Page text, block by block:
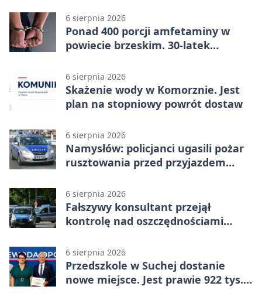
6 sierpnia 2026
Ponad 400 porcji amfetaminy w
powiecie brzeskim. 30-latek
6 sierpnia 2026
Skażenie wody w Komorznie. Jest
plan na stopniowy powrót dostaw
6 sierpnia 2026
Namysłów: policjanci ugasili pożar
rusztowania przed przyjazdem
6 sierpnia 2026
Fałszywy konsultant przejął
kontrolę nad oszczędnościami
6 sierpnia 2026
Przedszkole w Suchej dostanie
nowe miejsce. Jest prawie 922 tys.